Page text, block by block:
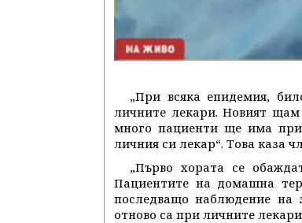
„При всяка епидемия,
личните лекари. Новият
много пациенти ще има
личния си лекар“. Това каза
„Първо хората се
Пациентите на домашна
последващо наблюдение на
отново са при личните